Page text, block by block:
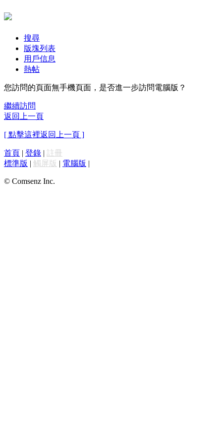
搜尋
版塊列表
用戶信息
熱帖
您訪問的頁面無手機頁面，是否進一步訪問電腦版？
繼續訪問
返回上一頁
[ 點擊這裡返回上一頁 ]
首頁 | 登錄 | 註冊
標準版 | 觸屏版 | 電腦版 |
© Comsenz Inc.